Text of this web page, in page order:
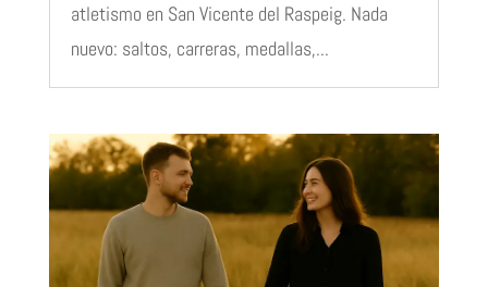
atletismo en San Vicente del Raspeig. Nada
nuevo: saltos, carreras, medallas,...